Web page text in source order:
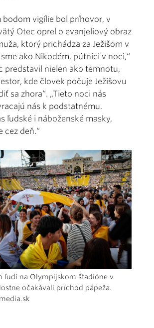
bodom vigílie bol príhovor, v
Otec oprel o evanjeliový obraz
ktorý prichádza za Ježišom v
ako Nikodém, pútnici v noci,“
predstavil nielen ako temnotu,
kde človek počuje Ježišovu
sa zhora“. „Tieto noci nás
nás k podstatnému.
ľudské i náboženské masky,
cez deň.“
ľudí na Olympijskom štadióne v
očakávali príchod pápeža.